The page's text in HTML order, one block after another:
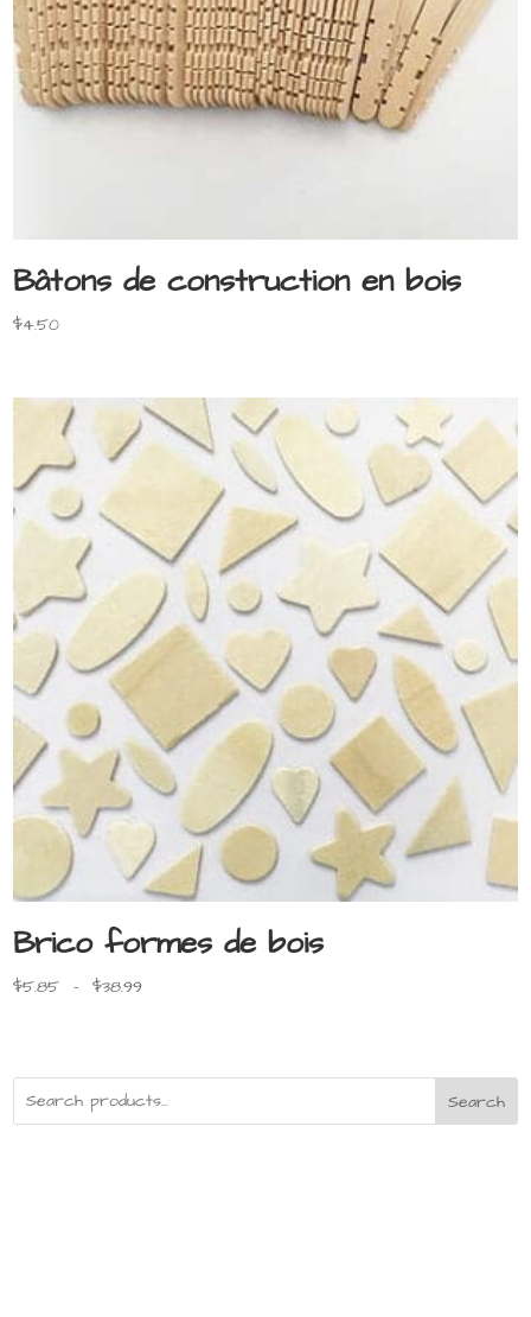
Bâtons de construction en bois
$4.50
Brico formes de bois
$5.85 – $38.99Plage
à
$38.99
Search